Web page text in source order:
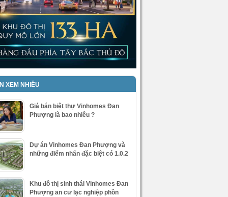
XEM NHIỀU
Giá bán biệt thự Vinhomes Đan
Phượng là bao nhiêu ?
Dự án Vinhomes Đan Phượng và
những điểm nhấn đặc biệt có 1.0.2
Khu đô thị sinh thái Vinhomes Đan
Phượng an cư lạc nghiệp phồn